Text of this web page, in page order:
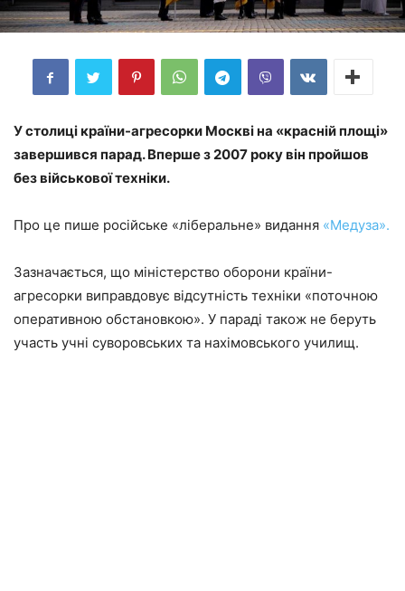
У столиці країни-агресорки Москві на «красній площі»
завершився парад. Вперше з 2007 року він пройшов
без військової техніки.
Про це пише російське «ліберальне» видання «Медуза».
Зазначається, що міністерство оборони країни-
агресорки виправдовує відсутність техніки «поточною
оперативною обстановкою». У параді також не беруть
участь учні суворовських та нахімовського училищ.